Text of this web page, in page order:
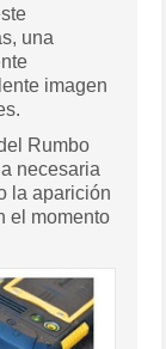
una
imagen
Rumbo
necesaria
la aparición
el momento